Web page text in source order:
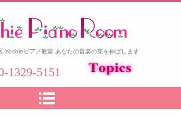
Yoshieピアノ教室 あなたの音楽の芽を伸ばします
1329-5151